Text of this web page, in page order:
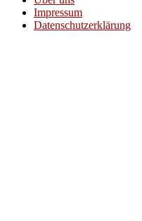
Impressum
Datenschutzerklärung